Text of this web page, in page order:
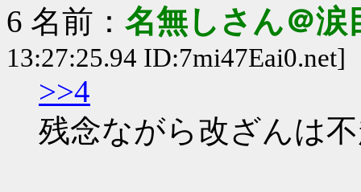
6 名前： 名無しさん＠涙
13:27:25.94 ID:7mi47Eai0.net]
>>4
残念ながら改ざんは